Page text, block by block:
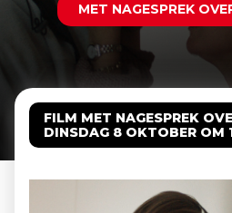
MET NAGESPREK
FILM MET NAGESPREK
DINSDAG 8 OKTOBER OM